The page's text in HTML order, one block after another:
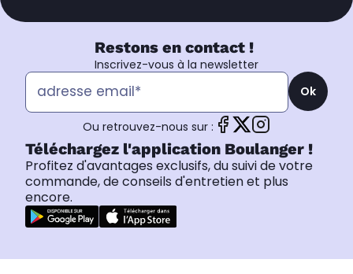
Restons en contact !
Inscrivez-vous à la newsletter
Ok
Ou retrouvez-nous sur :
Téléchargez l'application Boulanger !
Profitez d'avantages exclusifs, du suivi de votre
commande, de conseils d'entretien et plus
encore.